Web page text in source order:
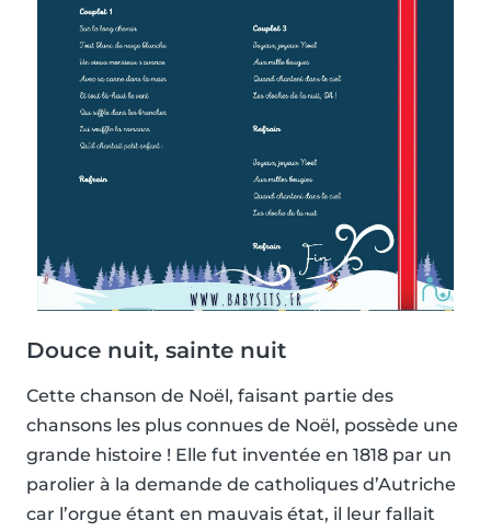
Douce nuit, sainte nuit
Cette chanson de Noël, faisant partie des
chansons les plus connues de Noël, possède une
grande histoire ! Elle fut inventée en 1818 par un
parolier à la demande de catholiques d’Autriche
car l’orgue étant en mauvais état, il leur fallait